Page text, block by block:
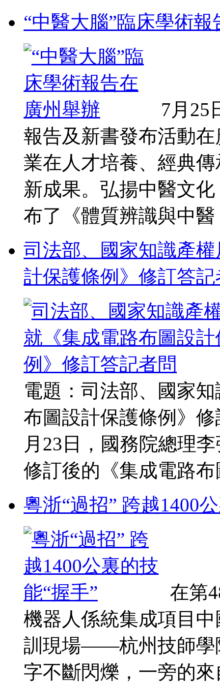
“中醫大腦”臨床學術
7月25
報告及新書發布活動
業在人才培養、經典
新成果。弘揚中醫文
布了《體質辨識與中醫
司法部、國家知識產
計保護條例》修訂答記
電題：司法部、國家
布圖設計保護條例》
月23日，國務院總理
修訂後的《集成電路
粵浙“過招” 跨越1400
在第
機器人係統集成項目
訓現場——杭州技師學
字不斷閃爍，一旁的